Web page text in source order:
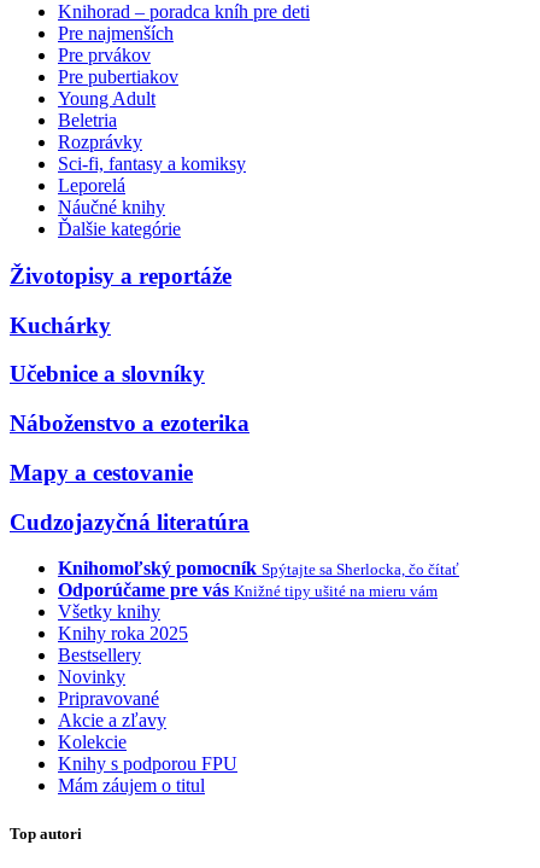
Knihorad – poradca kníh pre deti
Pre najmenších
Pre prvákov
Pre pubertiakov
Young Adult
Beletria
Rozprávky
Sci-fi, fantasy a komiksy
Leporelá
Náučné knihy
Ďalšie kategórie
Životopisy a reportáže
Kuchárky
Učebnice a slovníky
Náboženstvo a ezoterika
Mapy a cestovanie
Cudzojazyčná literatúra
Knihomoľský pomocník Spýtajte sa Sherlocka, čo čítať
Odporúčame pre vás Knižné tipy ušité na mieru vám
Všetky knihy
Knihy roka 2025
Bestsellery
Novinky
Pripravované
Akcie a zľavy
Kolekcie
Knihy s podporou FPU
Mám záujem o titul
Top autori